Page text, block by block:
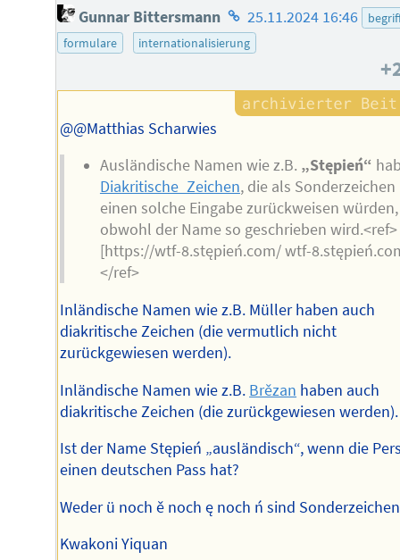
Gunnar Bittersmann Homepage
des
25.11.2024 16:46
formulare
internationalisierung
@@Matthias Scharwies
Ausländische Namen wie z.B. „Stępień“
Diakritische_Zeichen, die als Sonderzeichen
einen solche Eingabe zurückweisen würden,
obwohl der Name so geschrieben wird.<ref>
[https://wtf-8.stępień.com/ wtf-
</ref>
Inländische Namen wie z.B. Müller haben auch
diakritische Zeichen (die vermutlich nicht
zurückgewiesen werden).
Inländische Namen wie z.B. Brězan haben auch
diakritische Zeichen (die zurückgewiesen werden).
Ist der Name Stępień „ausländisch“, wenn die
einen deutschen Pass hat?
Weder ü noch ě noch ę noch ń sind
Kwakoni Yiquan